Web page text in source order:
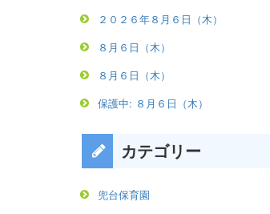
２０２６年８月６日（木）
８月６日（木）
８月６日（木）
保護中: ８月６日（木）
カテゴリー
兜台保育園